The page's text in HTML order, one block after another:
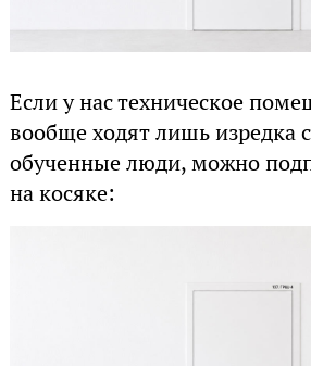
Если у нас техническое
вообще ходят лишь изредка
обученные люди, можно
на косяке: